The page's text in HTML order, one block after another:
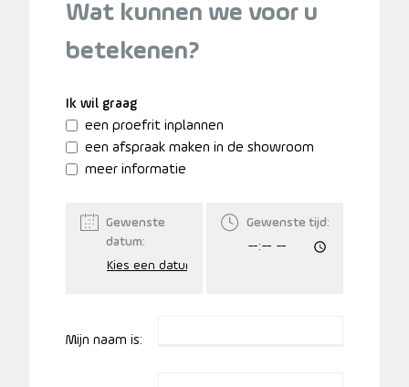
Wat kunnen we voor u
betekenen?
Ik wil graag
een proefrit inplannen
een afspraak maken in de showroom
meer informatie
Gewenste
datum:
Gewenste tijd:
Mijn naam is: